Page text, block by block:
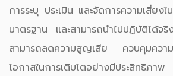
การระบุ ประเมิน และจัดการความเสี่ยง
มาตรฐาน และสามารถนำไปปฏิบัติได้จ
สามารถลดความสูญเสีย ควบคุมควา
โอกาสในการเติบโตอย่างมีประสิทธิภาพ